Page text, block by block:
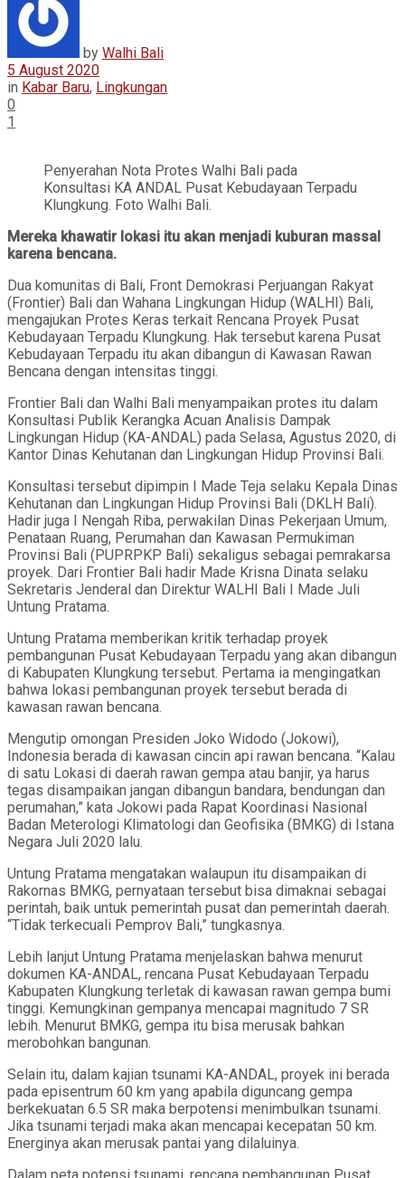
by Walhi Bali
5 August 2020
in Kabar Baru, Lingkungan
0
1
Penyerahan Nota Protes Walhi Bali pada
Konsultasi KA ANDAL Pusat Kebudayaan Terpadu
Klungkung. Foto Walhi Bali.
Mereka khawatir lokasi itu akan menjadi kuburan massal
karena bencana.
Dua komunitas di Bali, Front Demokrasi Perjuangan Rakyat
(Frontier) Bali dan Wahana Lingkungan Hidup (WALHI) Bali,
mengajukan Protes Keras terkait Rencana Proyek Pusat
Kebudayaan Terpadu Klungkung. Hak tersebut karena Pusat
Kebudayaan Terpadu itu akan dibangun di Kawasan Rawan
Bencana dengan intensitas tinggi.
Frontier Bali dan Walhi Bali menyampaikan protes itu dalam
Konsultasi Publik Kerangka Acuan Analisis Dampak
Lingkungan Hidup (KA-ANDAL) pada Selasa, Agustus 2020, di
Kantor Dinas Kehutanan dan Lingkungan Hidup Provinsi Bali.
Konsultasi tersebut dipimpin I Made Teja selaku Kepala Dinas
Kehutanan dan Lingkungan Hidup Provinsi Bali (DKLH Bali).
Hadir juga I Nengah Riba, perwakilan Dinas Pekerjaan Umum,
Penataan Ruang, Perumahan dan Kawasan Permukiman
Provinsi Bali (PUPRPKP Bali) sekaligus sebagai pemrakarsa
proyek. Dari Frontier Bali hadir Made Krisna Dinata selaku
Sekretaris Jenderal dan Direktur WALHI Bali I Made Juli
Untung Pratama.
Untung Pratama memberikan kritik terhadap proyek
pembangunan Pusat Kebudayaan Terpadu yang akan dibangun
di Kabupaten Klungkung tersebut. Pertama ia mengingatkan
bahwa lokasi pembangunan proyek tersebut berada di
kawasan rawan bencana.
Mengutip omongan Presiden Joko Widodo (Jokowi),
Indonesia berada di kawasan cincin api rawan bencana. “Kalau
di satu Lokasi di daerah rawan gempa atau banjir, ya harus
tegas disampaikan jangan dibangun bandara, bendungan dan
perumahan,” kata Jokowi pada Rapat Koordinasi Nasional
Badan Meterologi Klimatologi dan Geofisika (BMKG) di Istana
Negara Juli 2020 lalu.
Untung Pratama mengatakan walaupun itu disampaikan di
Rakornas BMKG, pernyataan tersebut bisa dimaknai sebagai
perintah, baik untuk pemerintah pusat dan pemerintah daerah.
“Tidak terkecuali Pemprov Bali,” tungkasnya.
Lebih lanjut Untung Pratama menjelaskan bahwa menurut
dokumen KA-ANDAL, rencana Pusat Kebudayaan Terpadu
Kabupaten Klungkung terletak di kawasan rawan gempa bumi
tinggi. Kemungkinan gempanya mencapai magnitudo 7 SR
lebih. Menurut BMKG, gempa itu bisa merusak bahkan
merobohkan bangunan.
Selain itu, dalam kajian tsunami KA-ANDAL, proyek ini berada
pada episentrum 60 km yang apabila diguncang gempa
berkekuatan 6.5 SR maka berpotensi menimbulkan tsunami.
Jika tsunami terjadi maka akan mencapai kecepatan 50 km.
Energinya akan merusak pantai yang dilaluinya.